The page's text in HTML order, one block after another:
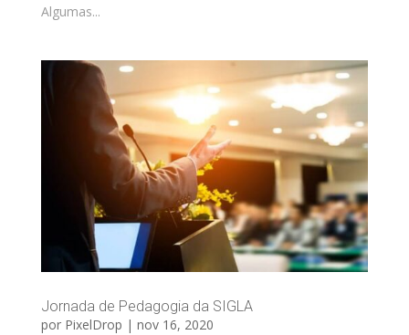
Algumas...
Jornada de Pedagogia da SIGLA
por PixelDrop | nov 16, 2020